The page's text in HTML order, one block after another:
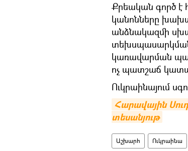
Քրեական գործ է
կանոնները
անձնակազմի
կառավարման
ոչ պատշաճ
Ուկրաինայում
Հարավային
տեսանյութ
Աշխարհ Ուկրաինա